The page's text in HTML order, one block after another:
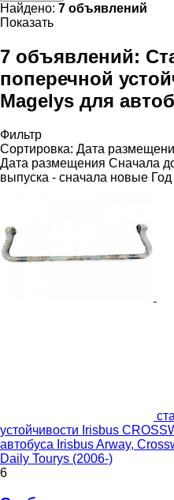
Найдено: 7 объявлений
Показать
7 объявлений:
поперечной
Magelys для
Фильтр
Сортировка: Дата
Дата размещения Сначала
выпуска - сначала новые
устойчивости Irisbus
автобуса Irisbus Arway,
Daily Tourys (2006-)
6